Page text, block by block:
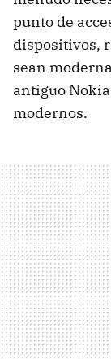
punto de
dispositivos,
sean
antiguo
modernos.